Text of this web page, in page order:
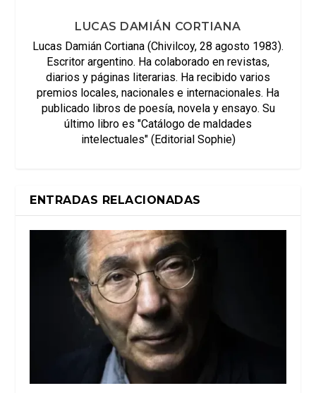
LUCAS DAMIÁN CORTIANA
Lucas Damián Cortiana (Chivilcoy, 28 agosto 1983).
Escritor argentino. Ha colaborado en revistas,
diarios y páginas literarias. Ha recibido varios
premios locales, nacionales e internacionales. Ha
publicado libros de poesía, novela y ensayo. Su
último libro es "Catálogo de maldades
intelectuales" (Editorial Sophie)
ENTRADAS RELACIONADAS